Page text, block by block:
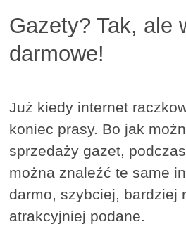
Gazety? Tak, ale
darmowe!
Już kiedy internet
koniec prasy. Bo jak
sprzedaży gazet,
można znaleźć te same
darmo, szybciej, bardziej
atrakcyjniej podane.